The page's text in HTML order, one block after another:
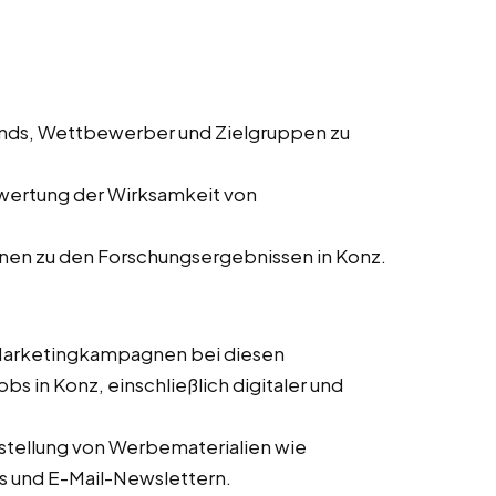
Wettbewerber und Zielgruppen zu
der Wirksamkeit von
zu den Forschungsergebnissen in Konz.
bei diesen
in Konz, einschließlich digitaler und
von Werbematerialien wie
und E-Mail-Newslettern.